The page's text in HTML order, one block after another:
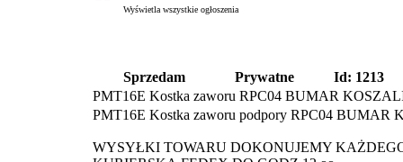
Wyświetla wszystkie ogłoszenia
Sprzedam Prywatne Id: 1213
PMT16E Kostka zaworu RPC04 BUMAR
PMT16E Kostka zaworu podpory RPC04 BUMAR
WYSYŁKI TOWARU DOKONUJEMY